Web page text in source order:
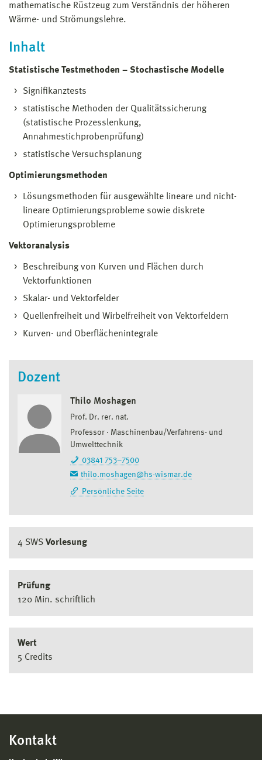
mathematische Rüstzeug zum Verständnis der höheren
Wärme- und Strömungslehre.
Inhalt
Statistische Testmethoden – Stochastische Modelle
Signifikanztests
statistische Methoden der Qualitätssicherung
(statistische Prozesslenkung,
Annahmestichprobenprüfung)
statistische Versuchsplanung
Optimierungsmethoden
Lösungsmethoden für ausgewählte lineare und nicht-
lineare Optimierungsprobleme sowie diskrete
Optimierungsprobleme
Vektoranalysis
Beschreibung von Kurven und Flächen durch
Vektorfunktionen
Skalar- und Vektorfelder
Quellenfreiheit und Wirbelfreiheit von Vektorfeldern
Kurven- und Oberflächenintegrale
Dozent
Thilo Moshagen
Prof. Dr. rer. nat.
Professor
Maschinenbau/Verfahrens- und
Umwelttechnik
03841 753–7500
thilo.moshagen@hs-wismar.de
Persönliche Seite
4 SWS Vorlesung
Prüfung
120 Min. schriftlich
Wert
5 Credits
Kontakt